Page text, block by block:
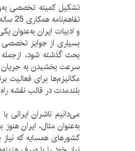
تشکیل کمیته تخصصی
و ادبیات ایران به‌عنوان
بسیاری از جوایز تخصصی
بحث گذشته شود، از‌جمله
سرعت بخشیدن به جریان
مکانیزم‌ها برای فعالیت
بلند‌‌مدت در قالب نقشه
می‌دانیم ناشران ایرانی
به‌عنوان مثال، ایران
کشور‌های همسایه که نیاز